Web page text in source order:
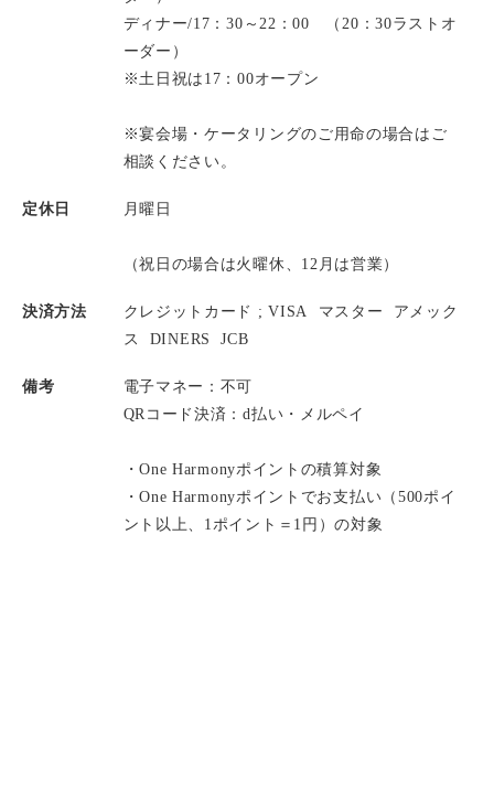
ディナー/17：30～22：00 （20：30ラストオ
ーダー）
※土日祝は17：00オープン
※宴会場・ケータリングのご用命の場合はご
相談ください。
定休日 月曜日
（祝日の場合は火曜休、12月は営業）
決済方法 クレジットカード ; VISA マスター
アメック
ス
DINERS JCB
備考
電子マネー：不可
QRコード決済：d払い・メルペイ
・One Harmonyポイントの積算対象
・One Harmonyポイントでお支払い（500ポイ
ント以上、1ポイント＝1円）の対象